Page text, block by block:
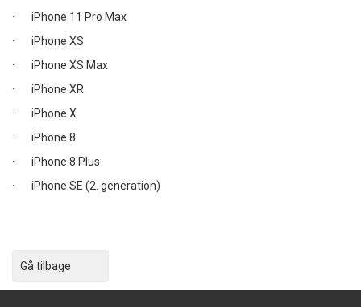
· iPhone 11 Pro Max
· iPhone XS
· iPhone XS Max
· iPhone XR
· iPhone X
· iPhone 8
· iPhone 8 Plus
· iPhone SE (2. generation)
Gå tilbage